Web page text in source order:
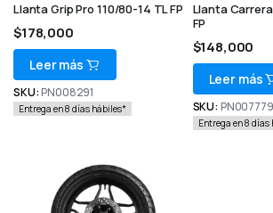
Llanta Grip Pro 110/80-14 TL FP
$178,000
Leer más
SKU: PN008291
Entrega en 8 días hábiles*
Llanta
FP
$148,000
Leer más
SKU: PN007779
Entrega en 8